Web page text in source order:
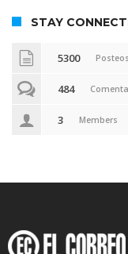
STAY
5300 Posteos
484
3 Members